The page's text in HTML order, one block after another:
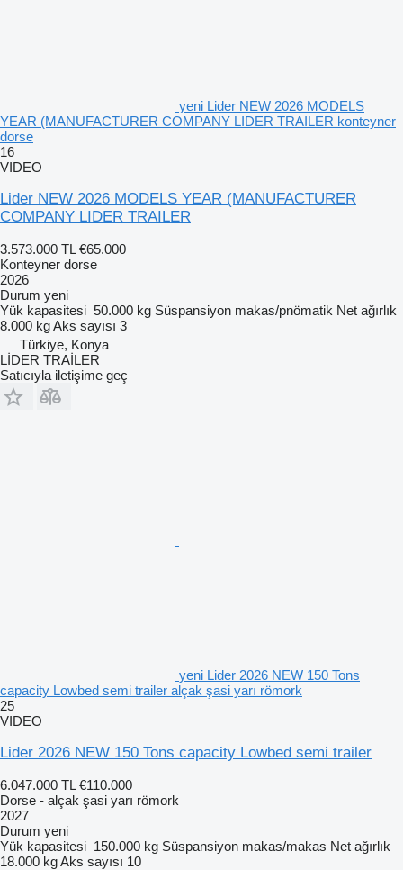
yeni Lider NEW 2026 MODELS
YEAR (MANUFACTURER COMPANY LIDER TRAILER konteyner
dorse
16
VIDEO
Lider NEW 2026 MODELS YEAR (MANUFACTURER
COMPANY LIDER TRAILER
3.573.000 TL €65.000
Konteyner dorse
2026
Durum yeni
Yük kapasitesi 50.000 kg Süspansiyon makas/pnömatik Net ağırlık
8.000 kgAks sayısı 3
Türkiye, Konya
LİDER TRAİLER
Satıcıyla iletişime geç
yeni Lider 2026 NEW 150 Tons
capacity Lowbed semi trailer alçak şasi yarı römork
25
VIDEO
Lider 2026 NEW 150 Tons capacity Lowbed semi trailer
6.047.000 TL €110.000
Dorse - alçak şasi yarı römork
2027
Durum yeni
Yük kapasitesi 150.000 kg Süspansiyon makas/makas Net ağırlık
18.000 kgAks sayısı 10